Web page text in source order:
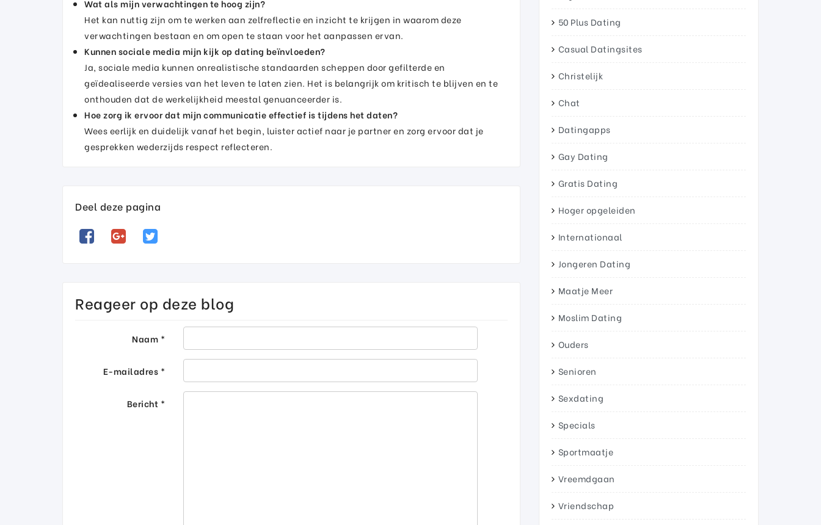
Wat als mijn verwachtingen te hoog zijn?
Het kan nuttig zijn om te werken aan zelfreflectie en inzicht te krijgen in waarom deze
verwachtingen bestaan en om open te staan voor het aanpassen ervan.
Kunnen sociale media mijn kijk op dating beïnvloeden?
Ja, sociale media kunnen onrealistische standaarden scheppen door gefilterde en
geïdealiseerde versies van het leven te laten zien. Het is belangrijk om kritisch te blijven en te
onthouden dat de werkelijkheid meestal genuanceerder is.
Hoe zorg ik ervoor dat mijn communicatie effectief is tijdens het daten?
Wees eerlijk en duidelijk vanaf het begin, luister actief naar je partner en zorg ervoor dat je
gesprekken wederzijds respect reflecteren.
Deel deze pagina
Reageer op deze blog
Naam *
E-mailadres *
Bericht *
50 Plus Dating
Casual Datingsites
Christelijk
Chat
Datingapps
Gay Dating
Gratis Dating
Hoger opgeleiden
Internationaal
Jongeren Dating
Maatje Meer
Moslim Dating
Ouders
Senioren
Sexdating
Specials
Sportmaatje
Vreemdgaan
Vriendschap